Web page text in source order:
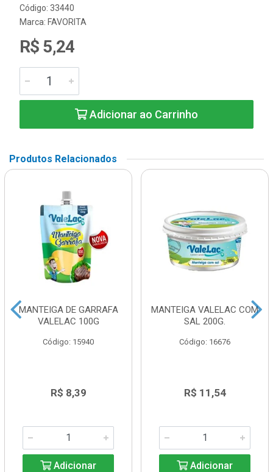
Código: 33440
Marca: FAVORITA
R$ 5,24
Adicionar ao Carrinho
Produtos Relacionados
MANTEIGA DE GARRAFA
VALELAC 100G
Código: 15940
R$ 8,39
Adicionar
MANTEIGA VALELAC COM
SAL 200G.
Código: 16676
R$ 11,54
Adicionar